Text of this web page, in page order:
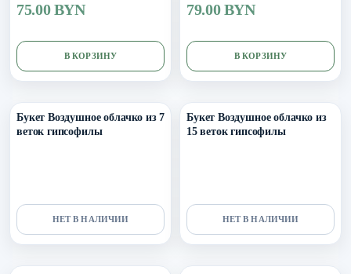
75.00 BYN
В КОРЗИНУ
79.00 BYN
В КОРЗИНУ
Букет Воздушное облачко из 7
веток гипсофилы
НЕТ В НАЛИЧИИ
Букет Воздушное облачко из
15 веток гипсофилы
НЕТ В НАЛИЧИИ